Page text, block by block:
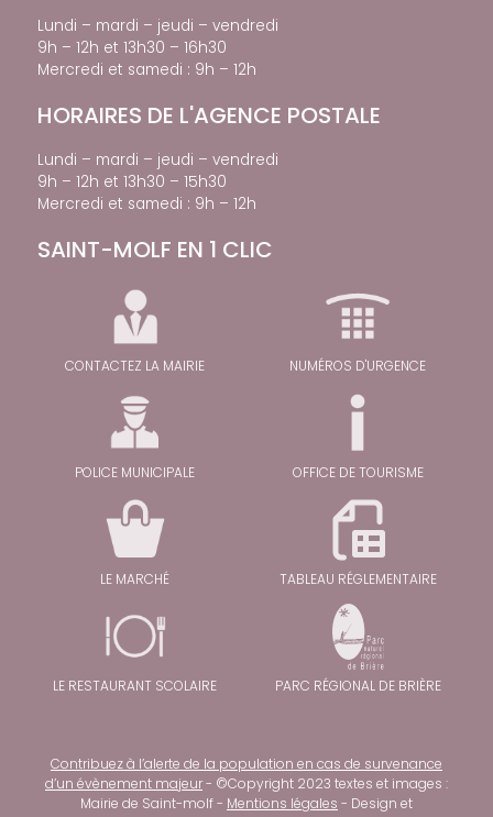
Lundi – mardi – jeudi – vendredi
9h – 12h et 13h30 – 16h30
Mercredi et samedi : 9h – 12h
HORAIRES DE L'AGENCE POSTALE
Lundi – mardi – jeudi – vendredi
9h – 12h et 13h30 – 15h30
Mercredi et samedi : 9h – 12h
SAINT-MOLF EN 1 CLIC
CONTACTEZ LA MAIRIE NUMÉROS D'URGENCE
POLICE MUNICIPALE OFFICE DE TOURISME
LE MARCHÉ TABLEAU RÉGLEMENTAIRE
LE RESTAURANT SCOLAIRE PARC RÉGIONAL DE BRIÈRE
Contribuez à l’alerte de la population en cas de survenance
d’un évènement majeur- ©Copyright 2023 textes et images :
Mairie de Saint-molf - Mentions légales - Design et